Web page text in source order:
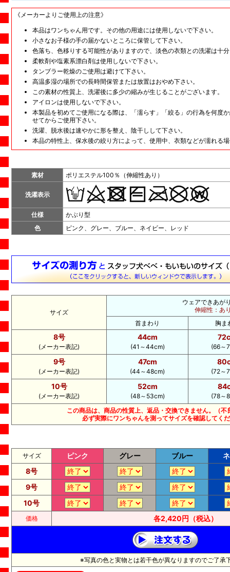
《メーカーよりご使用上の注意》
本品はワンちゃん用です。その他の用途には使用しないで下さい。
小さなお子様の手の届かないところに保管して下さい。
色落ち、色移りする可能性がありますので、淡色の衣類との洗濯は十
柔軟剤や塩素系漂白剤は使用しないで下さい。
タンブラー乾燥のご使用は避けて下さい。
高温多湿の場所での長時間保管または放置はおやめ下さい。
この素材の性質上、洗濯後に多少の縮みが生じることがございます。
アイロンは使用しないで下さい。
本製品を初めてご使用になる際は、「濡らす」「絞る」の行為を何度
せてからご使用下さい。
洗濯、脱水後は速やかに形を整え、陰干しして下さい。
本品の特性上、保水後の絞り方によって、使用中、衣類などが濡れる
素材 ポリエステル100％（伸縮性あり）
洗濯表示
仕様
かぶり型
色
ピンク、グレー、ブルー、ネイビー、レッド
サイズ
ウェアできあが
伸縮性：あ
首まわり
胸ま
8号
(メーカー表記)
44cm
(41～44cm) (66～
9号
(メーカー表記)
47cm
(44～48cm) (72～
10号
(メーカー表記)
52cm
(48～53cm)
(78～
この商品は、商品の性質上、返品・交換できません。（不
必ず実際にワンちゃんを測ってサイズを確認してく
サイズ ピンク グレー ブルー
8号
9号
10号
価格 各2,420円（税込）
※写真の色と実物とは若干色が異なりますのでご了承